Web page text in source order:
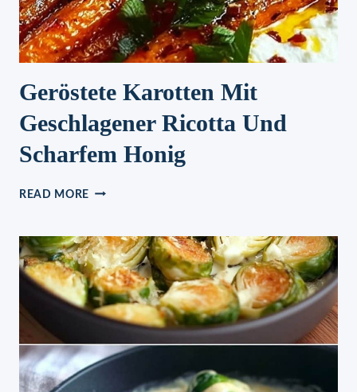
Geröstete Karotten Mit
Geschlagener Ricotta Und
Scharfem Honig
READ MORE GERÖSTETE
GESCHLAGENER
RICOTTA
UND
SCHARFEM
HONIG